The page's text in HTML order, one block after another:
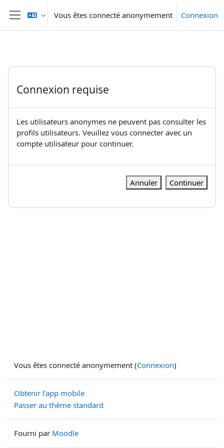
Passer au contenu principal
Panneau latéral
Vous êtes connecté anonymement Connexion
Connexion requise
Les utilisateurs anonymes ne peuvent pas consulter les
profils utilisateurs. Veuillez vous connecter avec un
compte utilisateur pour continuer.
Annuler Continuer
Vous êtes connecté anonymement (Connexion)
Obtenir l’app mobile
Passer au thème standard
Fourni par Moodle